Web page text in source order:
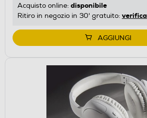
Acquisto online: disponibile
Ritiro in negozio in 30' gratuito: verifica
AGGIUNGI